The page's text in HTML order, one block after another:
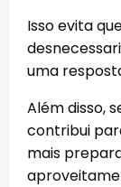
Isso evita
uma
Além disso,
contribui
mais